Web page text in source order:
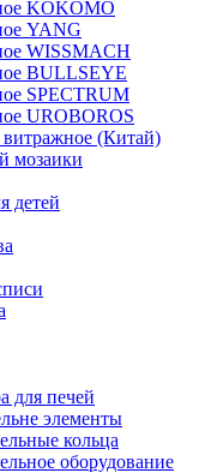
KOKOMO
YANG
WISSMACH
BULLSEYE
SPECTRUM
UROBOROS
витражное (Китай)
мозаики
детей
для печей
элементы
кольца
оборудование